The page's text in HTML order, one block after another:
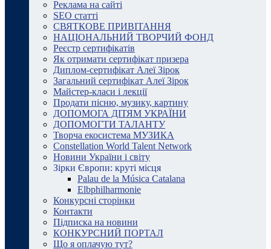
Реклама на сайті
SEO статті
СВЯТКОВЕ ПРИВІТАННЯ
НАЦІОНАЛЬНИЙ ТВОРЧИЙ ФОНД
Реєстр сертифікатів
Як отримати сертифікат призера
Диплом-сертифікат Алеї Зірок
Загальний сертифікат Алеї Зірок
Майстер-класи і лекції
Продати пісню, музику, картину
ДОПОМОГА ДІТЯМ УКРАЇНИ
ДОПОМОГТИ ТАЛАНТУ
Творча екосистема МУЗИКА
Constellation World Talent Network
Новини України і світу
Зірки Європи: круті місця
Palau de la Música Catalana
Elbphilharmonie
Конкурсні сторінки
Контакти
Підписка на новини
КОНКУРСНИЙ ПОРТАЛ
Що я оплачую тут?